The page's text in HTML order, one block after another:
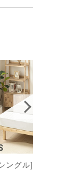
ングル] 宮付きすのこ